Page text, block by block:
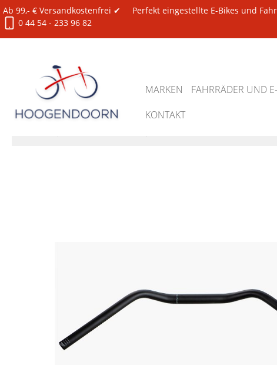
Ab 99,- € Versandkostenfrei ✔ Perfekt eingestellte E-Bikes und
0 44 54 - 233 96 82
MARKEN FAHRRÄDER UND
KONTAKT